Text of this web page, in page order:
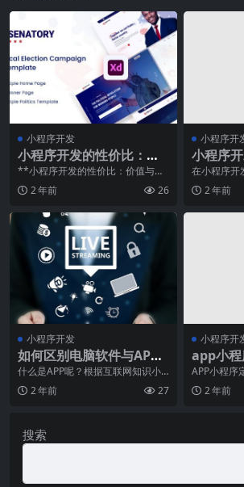
小程序开发
小程序开发的性价比：价
值与费用平衡探讨
**小程序开发的性价比：价值与费
用平衡探讨**随着移动互联网的迅
猛发展，小程序已
2 年前 26
小程序开
小程序
与调试
在小程序开
避免的。然
误并进行调
2 年前
小程序开发
如何区别电脑软件与APP
和小程序？
什么是APP呢？根据互联网知识小
编了解到，APP是英文Application
的缩2 年前 27
小程序开
app小
APP小程
动应用的非
代的到来，
2 年前
搜索